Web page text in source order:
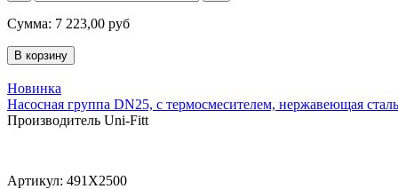
Сумма: 7 223,00 руб
Новинка
Насосная группа DN25, с термосмесителем, нержавеющая
Производитель Uni-Fitt
Артикул: 491X2500